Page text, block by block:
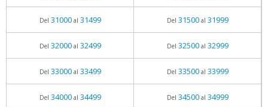
Del 31000al 31499 Del 31500al 31999
Del 32000al 32499 Del 32500al 32999
Del 33000al 33499 Del 33500al 33999
Del 34000al 34499 Del 34500al 34999